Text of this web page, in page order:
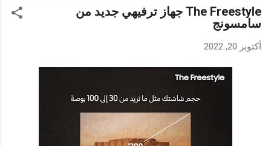
The Freestyle جهاز ترفيهي جديد من
سامسونج
أكتوبر 20, 2022